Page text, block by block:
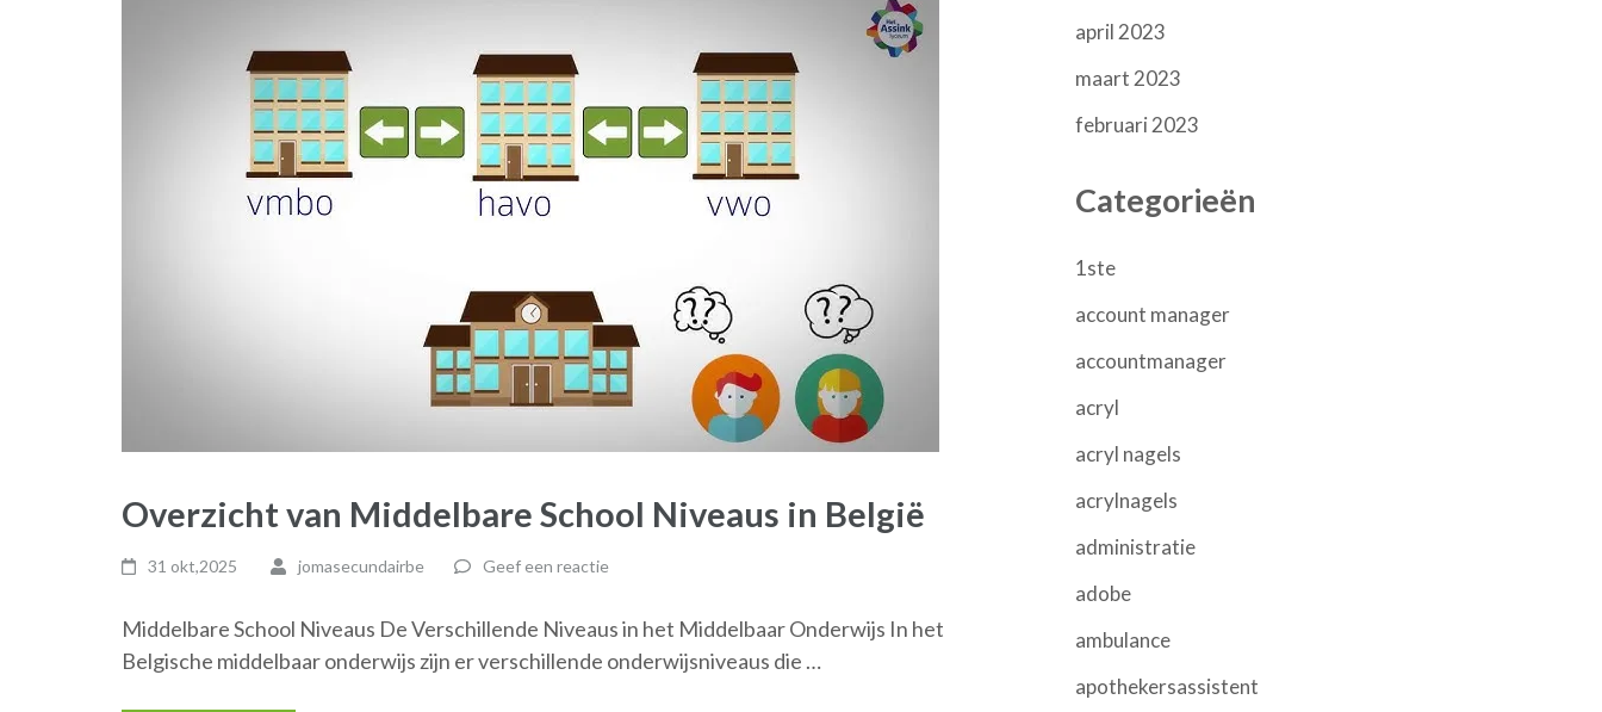
Overzicht van Middelbare School Niveaus in België
31 okt,2025 jomasecundairbe Geef een reactie
Middelbare School Niveaus De Verschillende Niveaus in het Middelbaar Onderwijs In het
Belgische middelbaar onderwijs zijn er verschillende onderwijsniveaus die …
april 2023
maart 2023
februari 2023
Categorieën
1ste
account manager
accountmanager
acryl
acryl nagels
acrylnagels
administratie
adobe
ambulance
apothekersassistent